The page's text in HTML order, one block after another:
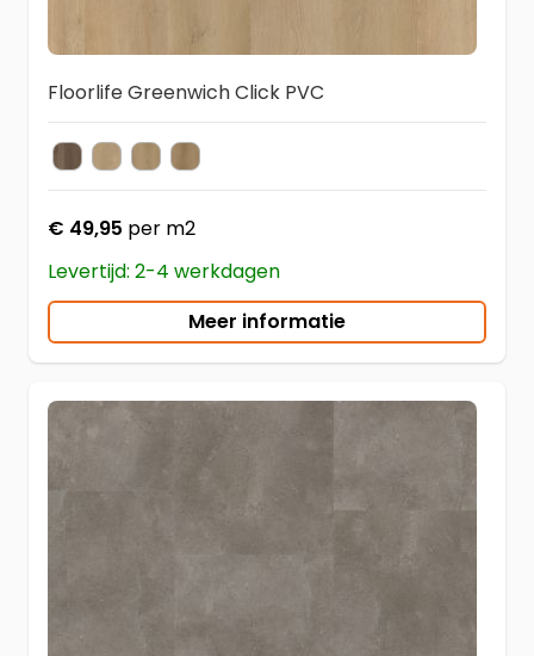
Floorlife Greenwich Click PVC
KleurWarm Brown
Beige Warm Oak
Dark Oak
€ 49,95 per m2
Levertijd: 2-4 werkdagen
Meer informatie